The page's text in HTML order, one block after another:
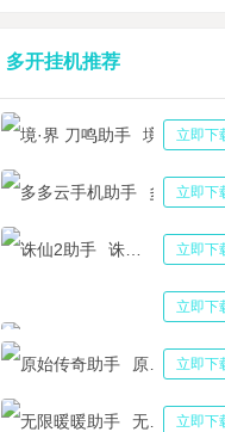
多开挂机推荐
立即下
立即下
多多云手机助手
立即下
立即下
三国志
立即下
立即下